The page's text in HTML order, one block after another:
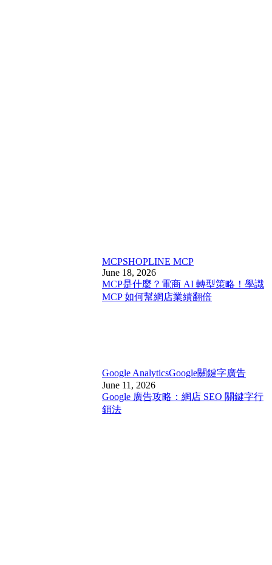
MCPSHOPLINE MCP
June 18, 2026
MCP是什麼？電商 AI 轉型策略！學識
MCP 如何幫網店業績翻倍
Google AnalyticsGoogle關鍵字廣告
June 11, 2026
Google 廣告攻略：網店 SEO 關鍵字行
銷法